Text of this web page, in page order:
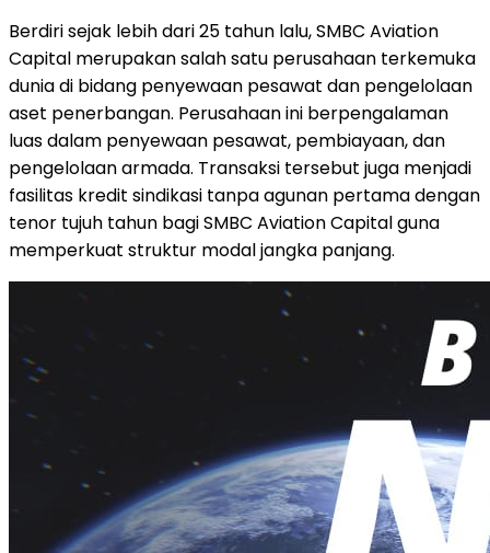
Berdiri sejak lebih dari 25 tahun lalu, SMBC Aviation
Capital merupakan salah satu perusahaan terkemuka
dunia di bidang penyewaan pesawat dan pengelolaan
aset penerbangan. Perusahaan ini berpengalaman
luas dalam penyewaan pesawat, pembiayaan, dan
pengelolaan armada. Transaksi tersebut juga menjadi
fasilitas kredit sindikasi tanpa agunan pertama dengan
tenor tujuh tahun bagi SMBC Aviation Capital guna
memperkuat struktur modal jangka panjang.